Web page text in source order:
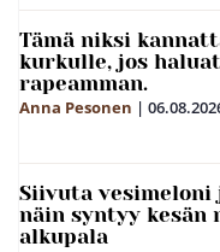
Tämä niksi
kurkulle, jos
rapeamman.
Anna Pesonen |
Siivuta vesimeloni
näin syntyy kesän
alkupala